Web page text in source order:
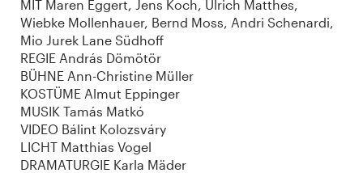
MIT Maren Eggert, Jens Koch, Ulrich Matthes,
Wiebke Mollenhauer, Bernd Moss, Andri Schenardi,
Mio Jurek Lane Südhoff
REGIE András Dömötör
BÜHNE Ann-Christine Müller
KOSTÜME Almut Eppinger
MUSIK Tamás Matkó
VIDEO Bálint Kolozsváry
LICHT Matthias Vogel
DRAMATURGIE Karla Mäder